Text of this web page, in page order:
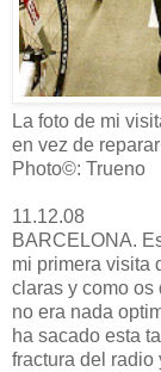
La foto de mi
en vez de
Photo©: Trueno
11.12.08
BARCELONA.
mi primera visita
claras y como os
no era nada
ha sacado esta
fractura del radio